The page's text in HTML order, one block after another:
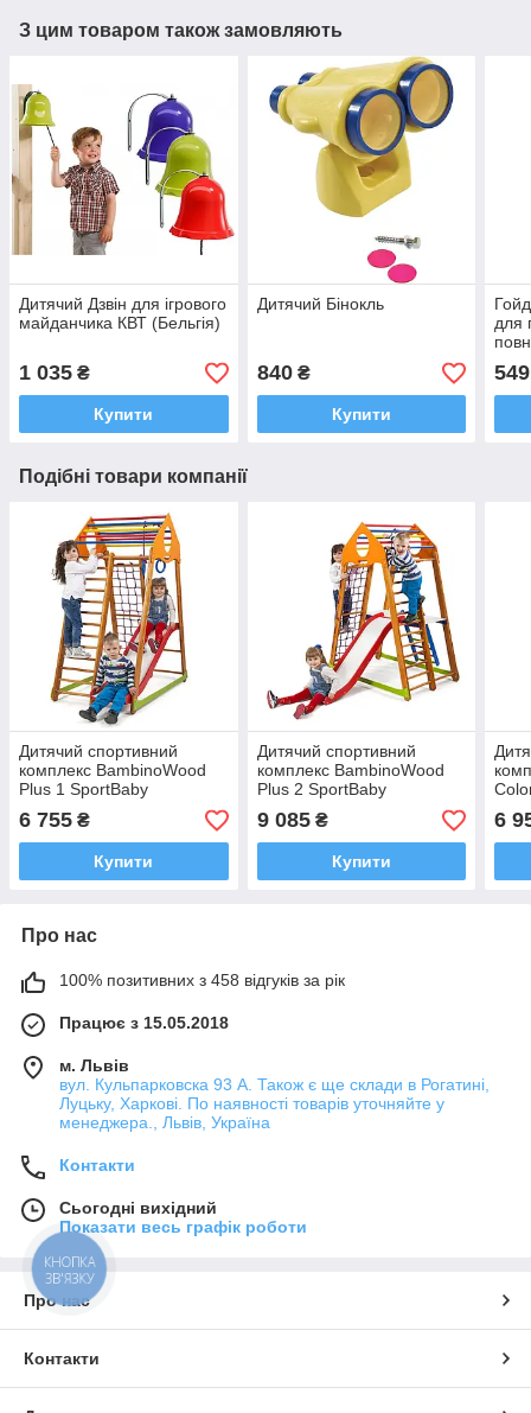
З цим товаром також замовляють
Дитячий Дзвін для ігрового
майданчика КВТ (Бельгія)
1 035 ₴
Купити
Дитячий Бінокль
840₴
Купити
для
549
Подібні товари компанії
Дитячий спортивний
комплекс BambinoWood
Plus 1 SportBaby
6 755 ₴
Купити
Дитячий спортивний
комплекс BambinoWood
Plus 2 SportBaby
9 085₴
Купити
6
Про нас
100% позитивних з 458 відгуків за рік
Працює з 15.05.2018
м. Львів
вул. Кульпарковска 93 А. Також є ще склади в Рогатині,
Луцьку, Харкові. По наявності товарів уточняйте у
менеджера., Львів, Україна
Контакти
Сьогодні вихідний
Показати весь графік роботи
Про нас
Контакти
КНОПКА
ЗВ'ЯЗКУ